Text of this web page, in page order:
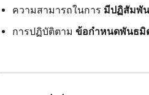
ความสามารถในการ มีปฏิสัมพั
การปฏิบัติตาม ข้อกำหนดพันธมิ